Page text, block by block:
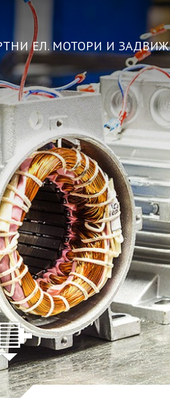
ЕЛ. МОТОРИ И